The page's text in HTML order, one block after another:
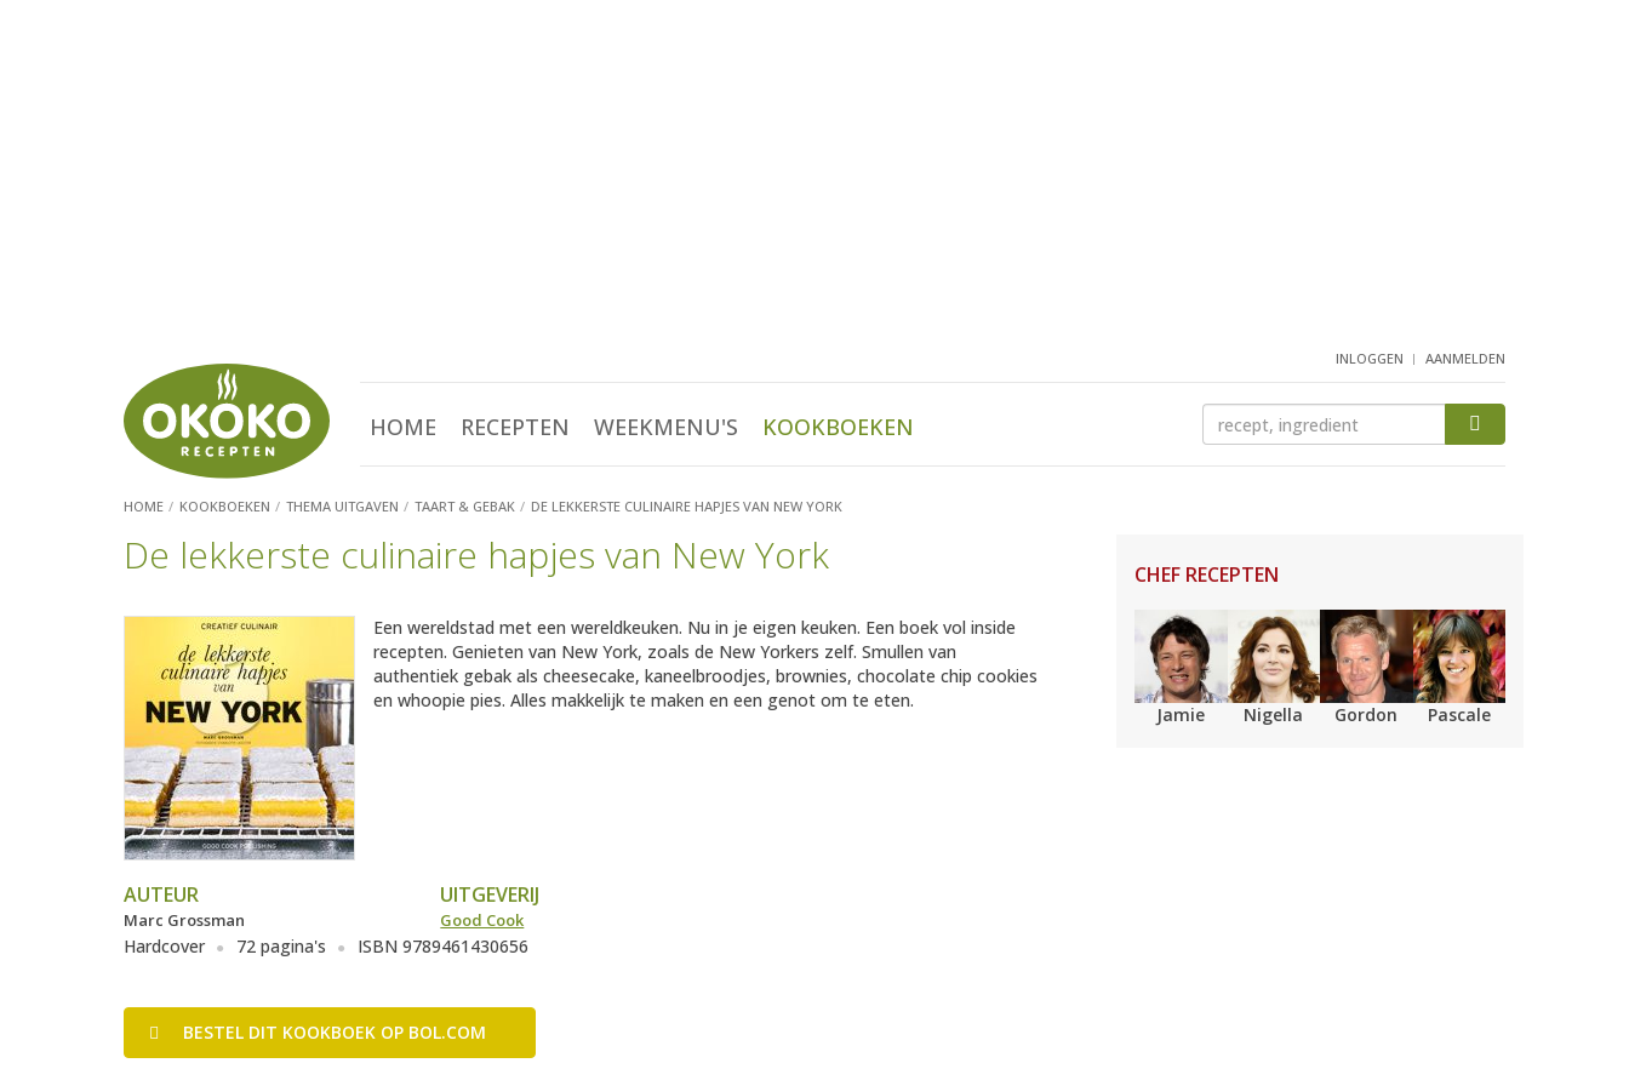
INLOGGEN AANMELDEN
HOME RECEPTEN WEEKMENU'S KOOKBOEKEN
HOME KOOKBOEKEN THEMA UITGAVEN TAART & GEBAK DE LEKKERSTE CULINAIRE HAPJES VAN NEW YORK
De lekkerste culinaire hapjes van New York
Een wereldstad met een wereldkeuken. Nu in je eigen keuken. Een boek vol inside
recepten. Genieten van New York, zoals de New Yorkers zelf. Smullen van
authentiek gebak als cheesecake, kaneelbroodjes, brownies, chocolate chip cookies
en whoopie pies. Alles makkelijk te maken en een genot om te eten.
AUTEUR
Marc Grossman
UITGEVERIJ
Good Cook
Hardcover 72 pagina's ISBN 9789461430656
BESTEL DIT KOOKBOEK OP BOL.COM
CHEF RECEPTEN
Jamie Nigella Gordon Pascale